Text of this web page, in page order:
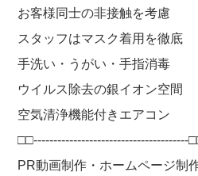
お客様同士の非接触を考慮
スタッフはマスク着用を徹底
手洗い・うがい・手指消毒
ウイルス除去の銀イオン空間
空気清浄機能付きエアコン
□□---------------------------------------
PR動画制作・ホームページ制